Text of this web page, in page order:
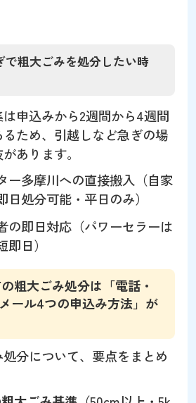
で粗大ごみを処分したい時
申込みから2週間から4週間
ため、引越しなど急ぎの場
あります。
ー多摩川への直接搬入（自家
日処分可能・平日のみ）
の即日対応（パワーセラーは
日）
粗大ごみ処分は「電話・
ール4つの申込み方法」が
分について、要点をまとめ